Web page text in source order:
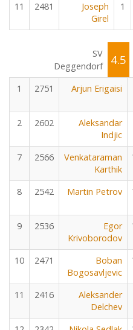
11 2481
Joseph
Girel
1
SV
Deggendorf
4.5
1 2751 Arjun Erigaisi
2 2602
Aleksandar
Indjic
7 2566
Venkataraman
Karthik
8 2542 Martin Petrov
9 2536
Egor
Krivoborodov
10 2471
Boban
Bogosavljevic
11 2416
Aleksander
Delchev